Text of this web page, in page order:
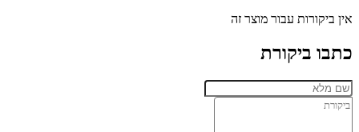
אין ביקורות עבור מוצר זה
כתבו ביקורת